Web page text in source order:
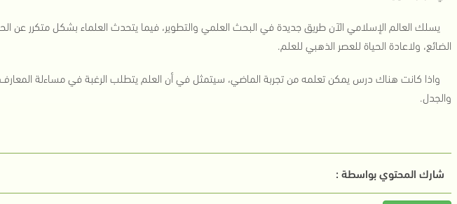
يسلك العالم الإسلامي الآن طريق جديدة في البحث العلمي والتطوير، فيما يتحدث العلماء بشكل متكرر عن
الضائع، ولاعادة الحياة للعصر الذهبي للعلم.
واذا كانت هناك درس يمكن تعلمه من تجربة الماضي، سيتمثل في أن العلم يتطلب الرغبة في مساءلة المعارف
والجدل.
شارك المحتوي بواسطة :